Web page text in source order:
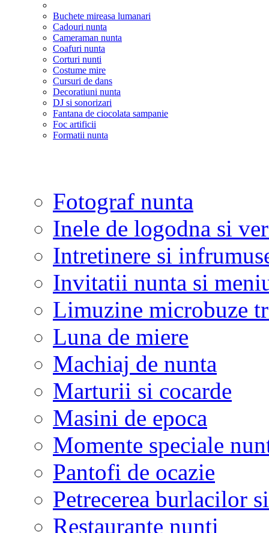
Buchete mireasa lumanari
Cadouri nunta
Cameraman nunta
Coafuri nunta
Corturi nunti
Costume mire
Cursuri de dans
Decoratiuni nunta
DJ si sonorizari
Fantana de ciocolata sampanie
Foc artificii
Formatii nunta
Fotograf nunta
Inele de logodna si
Intretinere si
Invitatii nunta si
Limuzine microbuze
Luna de miere
Machiaj de nunta
Marturii si cocarde
Masini de epoca
Momente speciale
Pantofi de ocazie
Petrecerea burlacilor
Restaurante nunti